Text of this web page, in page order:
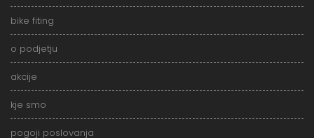
bike fiting
o podjetju
akcije
kje smo
pogoji poslovanja